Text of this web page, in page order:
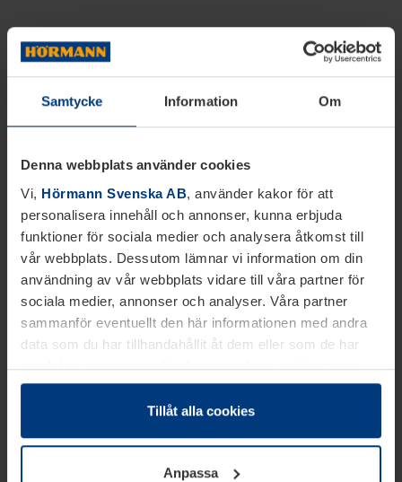
Samtycke Information Om
Denna webbplats använder cookies
Vi, Hörmann Svenska AB, använder kakor för att
personalisera innehåll och annonser, kunna erbjuda
funktioner för sociala medier och analysera åtkomst till
vår webbplats. Dessutom lämnar vi information om din
användning av vår webbplats vidare till våra partner för
sociala medier, annonser och analyser. Våra partner
sammanför eventuellt den här informationen med andra
data som du har tillhandahållit åt dem eller som de har
samlat in inom ramen för din användning av tjänsterna.
Juridiskt kan vi lagra kakor på din enhet, om de är
absolut nödvändiga för driften av den här webbplatsen.
godkännande kan du när som helst ändra eller återkalla i
informationen om kakor underDataskyddsförklaring
Tillåt alla cookies
Anpassa